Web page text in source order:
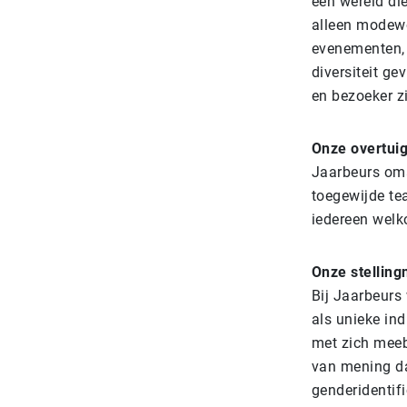
alleen
diversiteit
en bezoeker
Onze
Jaarbeurs
toegewijde
iedereen
Onze
Bij Jaarbeurs
als unieke
met zich
van mening